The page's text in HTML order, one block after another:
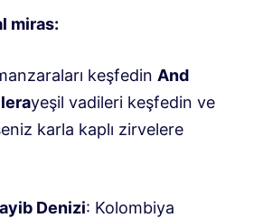
miras:
keşfedin And
yeşil vadileri keşfedin ve
karla kaplı zirvelere
Denizi: Kolombiya